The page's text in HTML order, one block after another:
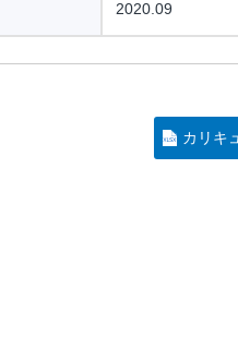
2020.09
カリキ